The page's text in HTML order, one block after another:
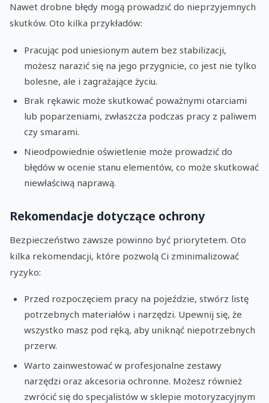
Nawet drobne błędy mogą prowadzić do nieprzyjemnych
skutków. Oto kilka przykładów:
Pracując pod uniesionym autem bez stabilizacji,
możesz narazić się na jego przygnicie, co jest nie tylko
bolesne, ale i zagrażające życiu.
Brak rękawic może skutkować poważnymi otarciami
lub poparzeniami, zwłaszcza podczas pracy z paliwem
czy smarami.
Nieodpowiednie oświetlenie może prowadzić do
błędów w ocenie stanu elementów, co może skutkować
niewłaściwą naprawą.
Rekomendacje dotyczące ochrony
Bezpieczeństwo zawsze powinno być priorytetem. Oto
kilka rekomendacji, które pozwolą Ci zminimalizować
ryzyko:
Przed rozpoczęciem pracy na pojeździe, stwórz listę
potrzebnych materiałów i narzędzi. Upewnij się, że
wszystko masz pod ręką, aby uniknąć niepotrzebnych
przerw.
Warto zainwestować w profesjonalne zestawy
narzędzi oraz akcesoria ochronne. Możesz również
zwrócić się do specjalistów w sklepie motoryzacyjnym